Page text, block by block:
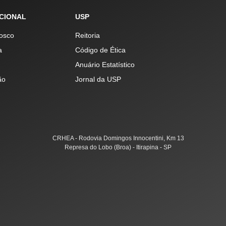
USP
Reitoria
Código de Ética
Anuário Estatístico
Jornal da USP
CRHEA - Rodovia Domingos Innocentini, Km 13
Represa do Lobo (Broa) - Itirapina - SP